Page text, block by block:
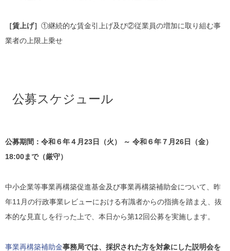
［賃上げ］ ①継続的な賃金引上げ及び②従業員の増加に取り組む事
業者の上限上乗せ
公募スケジュール
公募期間：令和６年４月23日（火） ～ 令和６年７月26日（金）
18:00まで（厳守）
中小企業等事業再構築促進基金及び事業再構築補助金について、昨
年11月の行政事業レビューにおける有識者からの指摘を踏まえ、抜
本的な見直しを行った上で、本日から第12回公募を実施します。
事業再構築補助金事務局では、採択された方を対象にした説明会を